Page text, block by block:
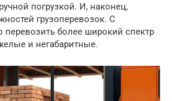
погрузкой. И, наконец,
грузоперевозок. С
более широкий спектр
и негабаритные.